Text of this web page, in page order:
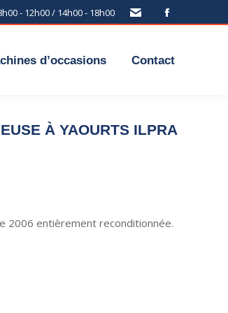
- 12h00 / 14h00 - 18h00
d’occasions Contact
À YAOURTS ILPRA
2006 entièrement reconditionnée.